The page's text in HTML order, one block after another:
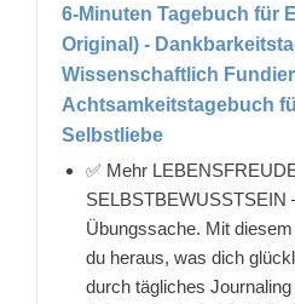
6-Minuten Tagebuch für
Original) -
Wissenschaftlich
Achtsamkeitstagebuch
Selbstliebe
✅ Mehr
SELBSTBEWUSSTSEIN
Übungssache. Mit
du heraus, was dich
durch tägliches